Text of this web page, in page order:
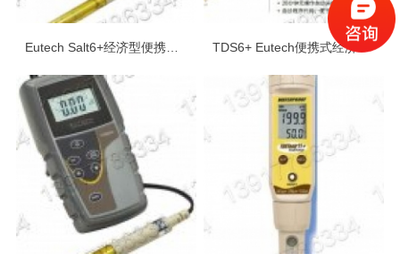
Eutech Salt6+经济型便携式盐度测量仪器 TDS6+ Eutech便携式经济型TDS测量仪